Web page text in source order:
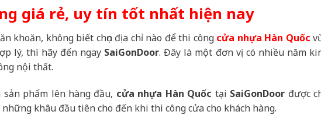
giá rẻ, uy tín tốt nhất hiện nay
khoăn, không biết chọn địa chỉ nào để thi công cửa nhựa Hàn Quốc
lý, thì hãy đến ngay SaiGonDoor. Đây là một đơn vị có nhiều năm
nội thất.
phẩm lên hàng đầu, cửa nhựa Hàn Quốc tại SaiGonDoor được
khâu đầu tiên cho đến khi thi công cửa cho khách hàng.